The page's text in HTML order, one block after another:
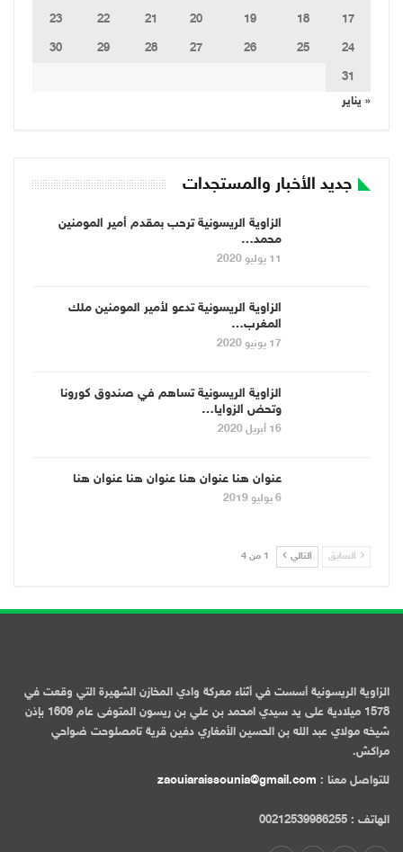
17
18
19
20
21
22
23
24
25
26
27
28
29
30
31
« يناير
جديد الأخبار والمستجدات
الزاوية الريسونية ترحب بمقدم أمير المومنين
محمد…
11 يوليو 2020
الزاوية الريسونية تدعو لأمير المومنين ملك
المغرب…
17 يونيو 2020
الزاوية الريسونية تساهم في صندوق كورونا
وتحض الزوايا…
16 أبريل 2020
عنوان هنا عنوان هنا عنوان هنا عنوان هنا
6 يوليو 2019
السابق التالي 1 من 4
الزاوية الريسونية أسست في أثناء معركة وادي المخازن الشهيرة التي وقعت في
1578 ميلادية على يد سيدي امحمد بن علي بن ريسون المتوفى عام 1609 بإذن
شيخه مولاي عبد الله بن الحسين الأمغاري دفين قرية تامصلوحت ضواحي
مراكش.
للتواصل معنا : zaouiaraissounia@gmail.com
الهاتف : 00212539986255